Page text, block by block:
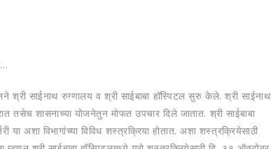
श्री साईनाथ रुग्‍णालय व श्री साईबाबा हॉस्पिटल सुरु केले. श्री साईनाथ
तसेच शासनाच्‍या योजनेतुन मोफत उपचार दिले जातात. श्री साईबाबा
या अशा विभागांच्‍या विविध शस्‍त्रक्रिया होतात. अशा शस्‍त्रक्रियेसाठी